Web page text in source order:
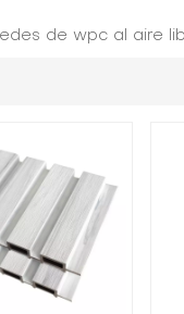
de wpc al aire